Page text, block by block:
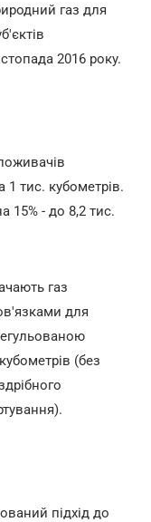
газ для
2016 року.
1 тис. кубометрів.
15% - до 8,2 тис.
газ
для
(без
підхід до